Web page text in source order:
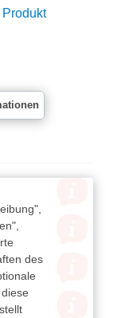
des